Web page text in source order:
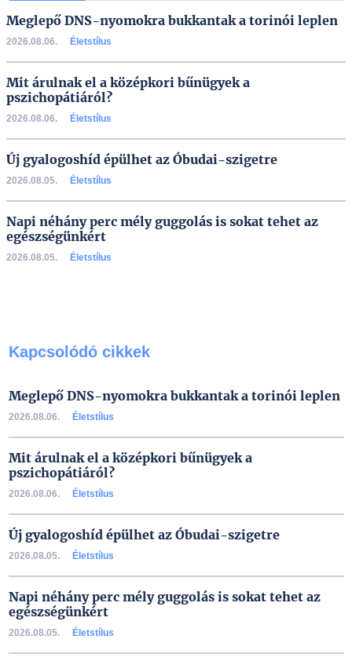
Meglepő DNS-nyomokra bukkantak a torinói leplen
2026.08.06. Életstílus
Mit árulnak el a középkori bűnügyek a
pszichopátiáról?
2026.08.06. Életstílus
Új gyalogoshíd épülhet az Óbudai-szigetre
2026.08.05. Életstílus
Napi néhány perc mély guggolás is sokat tehet az
egészségünkért
2026.08.05. Életstílus
Kapcsolódó cikkek
Meglepő DNS-nyomokra bukkantak a torinói leplen
2026.08.06. Életstílus
Mit árulnak el a középkori bűnügyek a
pszichopátiáról?
2026.08.06. Életstílus
Új gyalogoshíd épülhet az Óbudai-szigetre
2026.08.05. Életstílus
Napi néhány perc mély guggolás is sokat tehet az
egészségünkért
2026.08.05. Életstílus